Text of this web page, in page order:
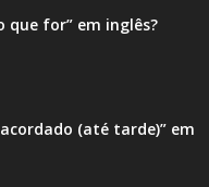
que for” em inglês?
(até tarde)” em